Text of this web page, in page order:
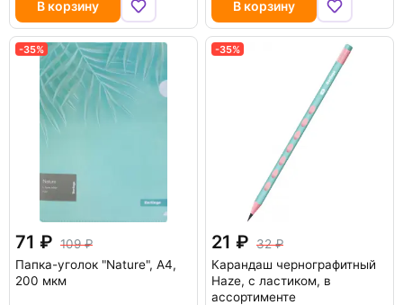
В корзину В корзину
-35%
71
109
Папка-уголок "Nature", A4,
200 мкм
-35%
21
32
Карандаш чернографитный
Haze, с ластиком, в
ассортименте